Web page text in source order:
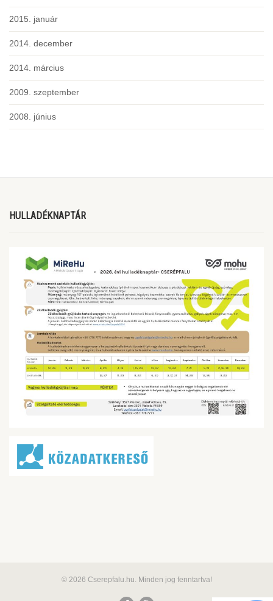
2015. január
2014. december
2014. március
2009. szeptember
2008. június
HULLADÉKNAPTÁR
© 2026 Cserepfalu.hu. Minden jog fenntartva!